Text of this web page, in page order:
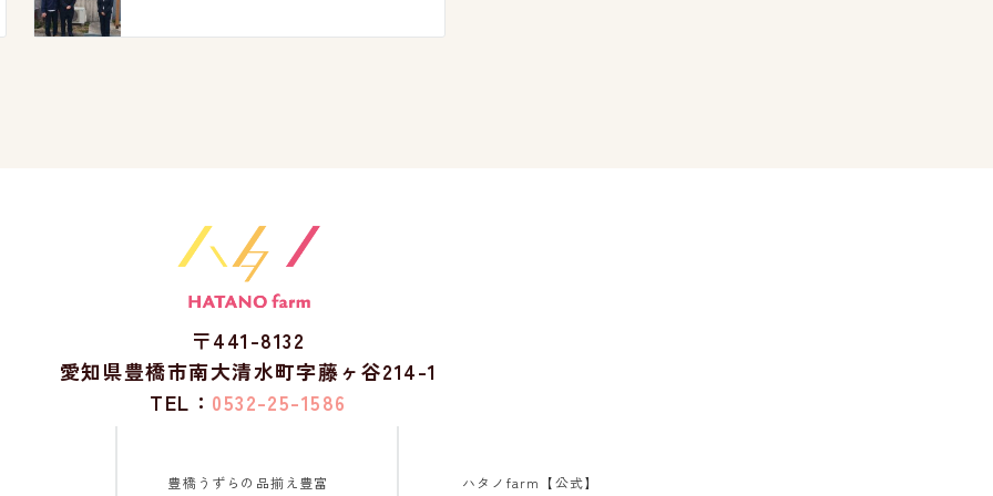
〒441-8132
愛知県豊橋市南大清水町字藤ヶ谷214-1
TEL： 0532-25-1586
豊橋うずらの品揃え豊富 ハタノfarm【公式】